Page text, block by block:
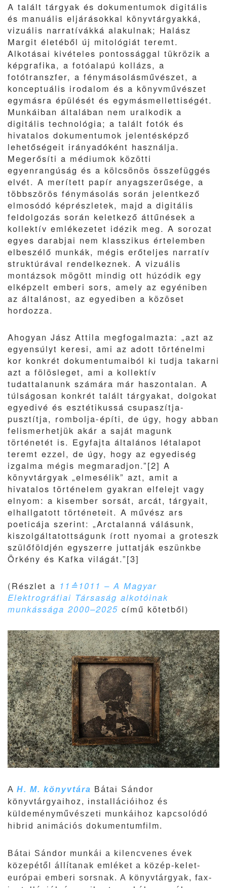
A talált tárgyak és dokumentumok digitális
és manuális eljárásokkal könyvtárgyakká,
vizuális narratívákká alakulnak; Halász
Margit életéből új mitológiát teremt.
Alkotásai kivételes pontossággal tükrözik a
képgrafika, a fotóalapú kollázs, a
fotótranszfer, a fénymásolásművészet, a
konceptuális irodalom és a könyvművészet
egymásra épülését és egymásmellettiségét.
Munkáiban általában nem uralkodik a
digitális technológia; a talált fotók és
hivatalos dokumentumok jelentésképző
lehetőségeit irányadóként használja.
Megerősíti a médiumok közötti
egyenrangúság és a kölcsönös összefüggés
elvét. A merített papír anyagszerűsége, a
többszörös fénymásolás során jelentkező
elmosódó képrészletek, majd a digitális
feldolgozás során keletkező áttűnések a
kollektív emlékezetet idézik meg. A sorozat
egyes darabjai nem klasszikus értelemben
elbeszélő munkák, mégis erőteljes narratív
struktúrával rendelkeznek. A vizuális
montázsok mögött mindig ott húzódik egy
elképzelt emberi sors, amely az egyéniben
az általánost, az egyediben a közöset
hordozza.
Ahogyan Jász Attila megfogalmazta: „azt az
egyensúlyt keresi, ami az adott történelmi
kor konkrét dokumentumaiból ki tudja takarni
azt a fölösleget, ami a kollektív
tudattalanunk számára már haszontalan. A
túlságosan konkrét talált tárgyakat, dolgokat
egyedivé és esztétikussá csupaszítja-
pusztítja, rombolja-építi, de úgy, hogy abban
felismerhetjük akár a saját magunk
történetét is. Egyfajta általános létalapot
teremt ezzel, de úgy, hogy az egyediség
izgalma mégis megmaradjon.”[2] A
könyvtárgyak „elmesélik” azt, amit a
hivatalos történelem gyakran elfelejt vagy
elnyom: a kisember sorsát, arcát, tárgyait,
elhallgatott történeteit. A művész ars
poeticája szerint: „Arctalanná válásunk,
kiszolgáltatottságunk írott nyomai a groteszk
szülőföldjén egyszerre juttatják eszünkbe
Örkény és Kafka világát.”[3]
(Részlet a 11 ≙1011 – A Magyar
Elektrográfiai Társaság alkotóinak
munkássága 2000–2025 című kötetből)
A H. M. könyvtára Bátai Sándor
könyvtárgyaihoz, installációihoz és
küldeményművészeti munkáihoz kapcsolódó
hibrid animációs dokumentumfilm.
Bátai Sándor munkái a kilencvenes évek
közepétől állítanak emléket a közép-kelet-
európai emberi sorsnak. A könyvtárgyak, fax-